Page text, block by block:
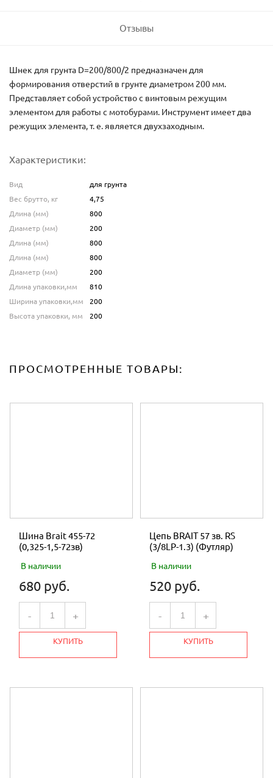
Отзывы
Шнек для грунта D=200/800/2 предназначен для
формирования отверстий в грунте диаметром 200 мм.
Представляет собой устройство с винтовым режущим
элементом для работы с мотобурами. Инструмент имеет два
режущих элемента, т. е. является двухзаходным.
Характеристики:
Вид
для грунта
Вес брутто, кг
4,75
Длина (мм)
800
Диаметр (мм)
200
Длина (мм)
800
Длина (мм)
800
Диаметр (мм)
200
Длина упаковки,мм
810
Ширина упаковки,мм
200
Высота упаковки, мм
200
ПРОСМОТРЕННЫЕ ТОВАРЫ:
Шина Brait 455-72
(0,325-1,5-72зв)
В наличии
680 руб.
- +
КУПИТЬ
Цепь BRAIT 57 зв. RS
(3/8LP-1.3) (Футляр)
В наличии
520 руб.
- +
КУПИТЬ